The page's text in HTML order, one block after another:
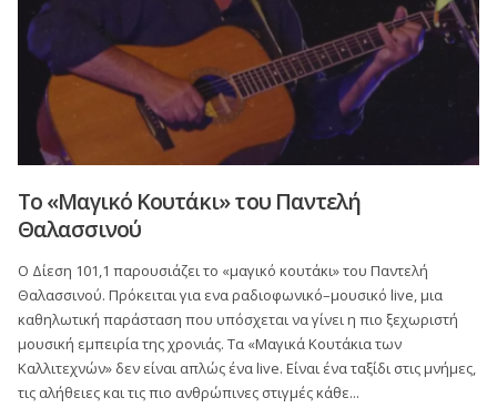
Tο «Mαγικό Kουτάκι» του Παντελή
Θαλασσινού
Ο Δίεση 101,1 παρουσιάζει το «μαγικό κουτάκι» του Παντελή
Θαλασσινού. Πρόκειται για ενα ραδιοφωνικό–μουσικό live, μια
καθηλωτική παράσταση που υπόσχεται να γίνει η πιο ξεχωριστή
μουσική εμπειρία της χρονιάς. Τα «Μαγικά Κουτάκια των
Καλλιτεχνών» δεν είναι απλώς ένα live. Είναι ένα ταξίδι στις μνήμες,
τις αλήθειες και τις πιο ανθρώπινες στιγμές κάθε...